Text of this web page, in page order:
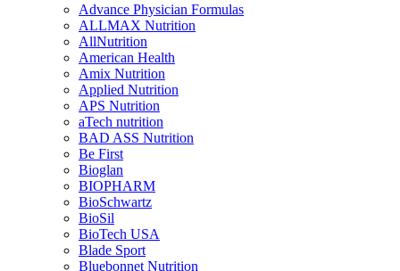
Advance Physician Formulas
ALLMAX Nutrition
AllNutrition
American Health
Amix Nutrition
Applied Nutrition
APS Nutrition
aTech nutrition
BAD ASS Nutrition
Be First
Bioglan
BIOPHARM
BioSchwartz
BioSil
BioTech USA
Blade Sport
Bluebonnet Nutrition